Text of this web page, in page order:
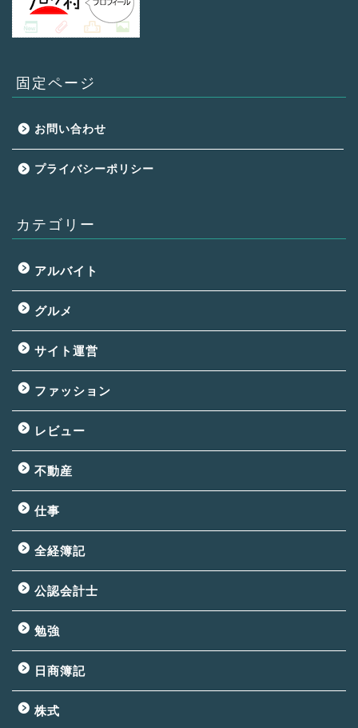
固定ページ
お問い合わせ
プライバシーポリシー
カテゴリー
アルバイト
グルメ
サイト運営
ファッション
レビュー
不動産
仕事
全経簿記
公認会計士
勉強
日商簿記
株式